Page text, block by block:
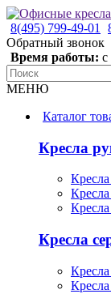
8(495) 799-49-01
Обратный звонок
Время работы: с
МЕНЮ
Каталог
Кресла
Кресла
Кресла
Кресла